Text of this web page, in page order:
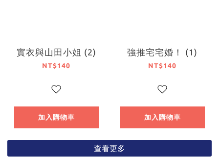
實衣與山田小姐 (2)
NT$140
加入購物車
強推宅宅婚！ (1)
NT$140
加入購物車
查看更多